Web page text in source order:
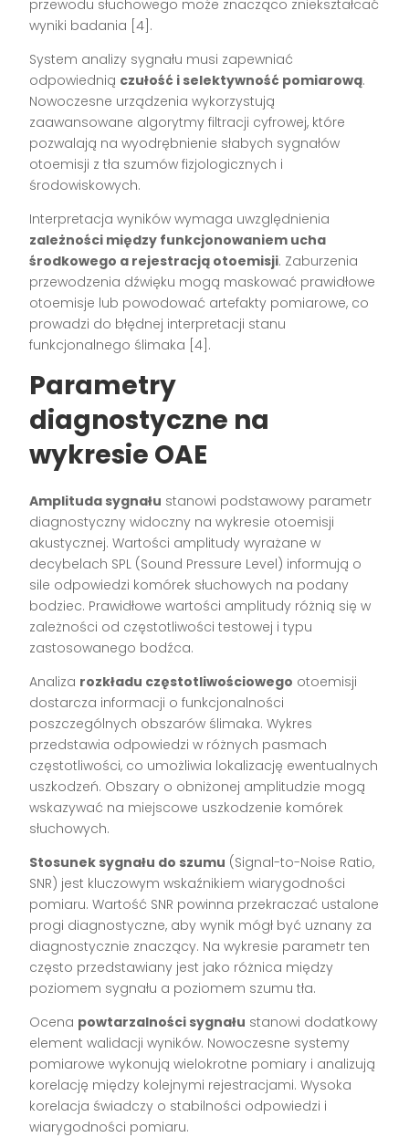
przewodu słuchowego może znacząco zniekształcać
wyniki badania [4].
System analizy sygnału musi zapewniać
odpowiednią czułość i selektywność pomiarową.
Nowoczesne urządzenia wykorzystują
zaawansowane algorytmy filtracji cyfrowej, które
pozwalają na wyodrębnienie słabych sygnałów
otoemisji z tła szumów fizjologicznych i
środowiskowych.
Interpretacja wyników wymaga uwzględnienia
zależności między funkcjonowaniem ucha
środkowego a rejestracją otoemisji. Zaburzenia
przewodzenia dźwięku mogą maskować prawidłowe
otoemisje lub powodować artefakty pomiarowe, co
prowadzi do błędnej interpretacji stanu
funkcjonalnego ślimaka [4].
Parametry
diagnostyczne na
wykresie OAE
Amplituda sygnału stanowi podstawowy parametr
diagnostyczny widoczny na wykresie otoemisji
akustycznej. Wartości amplitudy wyrażane w
decybelach SPL (Sound Pressure Level) informują o
sile odpowiedzi komórek słuchowych na podany
bodziec. Prawidłowe wartości amplitudy różnią się w
zależności od częstotliwości testowej i typu
zastosowanego bodźca.
Analiza rozkładu częstotliwościowego otoemisji
dostarcza informacji o funkcjonalności
poszczególnych obszarów ślimaka. Wykres
przedstawia odpowiedzi w różnych pasmach
częstotliwości, co umożliwia lokalizację ewentualnych
uszkodzeń. Obszary o obniżonej amplitudzie mogą
wskazywać na miejscowe uszkodzenie komórek
słuchowych.
Stosunek sygnału do szumu (Signal-to-Noise Ratio,
SNR) jest kluczowym wskaźnikiem wiarygodności
pomiaru. Wartość SNR powinna przekraczać ustalone
progi diagnostyczne, aby wynik mógł być uznany za
diagnostycznie znaczący. Na wykresie parametr ten
często przedstawiany jest jako różnica między
poziomem sygnału a poziomem szumu tła.
Ocena powtarzalności sygnału stanowi dodatkowy
element walidacji wyników. Nowoczesne systemy
pomiarowe wykonują wielokrotne pomiary i analizują
korelację między kolejnymi rejestracjami. Wysoka
korelacja świadczy o stabilności odpowiedzi i
wiarygodności pomiaru.